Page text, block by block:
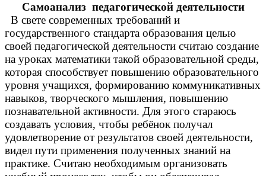
Самоанализ педагогической деятельности
В свете современных требований и
государственного стандарта образования целью
своей педагогической деятельности считаю создание
на уроках математики такой образовательной среды,
которая способствует повышению образовательного
уровня учащихся, формированию коммуникативных
навыков, творческого мышления, повышению
познавательной активности. Для этого стараюсь
создавать условия, чтобы ребёнок получал
удовлетворение от результатов своей деятельности,
видел пути применения полученных знаний на
практике. Считаю необходимым организовать